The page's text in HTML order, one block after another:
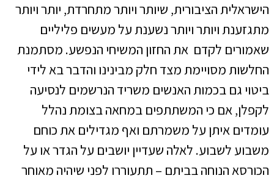
הישראלית הציבורית, שיותר ויותר מתחרדת, יותר ויותר
מתגזענת ויותר ויותר נשענת על מעשים פליליים
שאמורים לקדם את החזון המשיחי הנפשע. מסתמנת
החלשות מסויימת מצד חלק מבינינו והדבר בא לידי
ביטוי גם בכמות האנשים משריד הנרשמים לנסיעה
לקפלן, אם כי המשתתפים במחאה בצומת נהלל
עומדים איתן על משמרתם ואף מגדילים את כוחם
משבוע לשבוע. לאלה שעדיין יושבים על הגדר או על
הכורסא הנוחה בביתם – תתעוררו לפני שיהיה מאוחר